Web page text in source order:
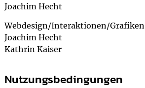
Joachim Hecht
Webdesign/Interaktionen/Grafiken
Joachim Hecht
Kathrin Kaiser
Nutzungsbedingungen